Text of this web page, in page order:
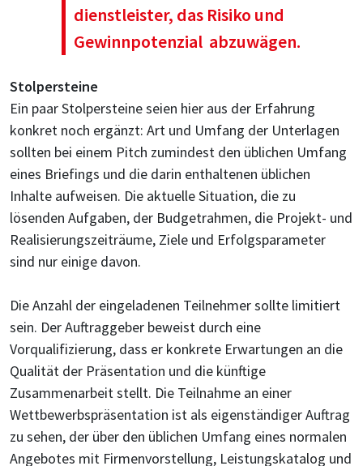
dienstleister, das Risiko und
Gewinnpotenzial abzuwägen.
Stolpersteine
Ein paar Stolpersteine seien hier aus der Erfahrung
konkret noch ergänzt: Art und Umfang der Unterlagen
sollten bei einem Pitch zumindest den üblichen Umfang
eines Briefings und die darin enthaltenen üblichen
Inhalte aufweisen. Die aktuelle Situation, die zu
lösenden Aufgaben, der Budgetrahmen, die Projekt- und
Realisierungszeiträume, Ziele und Erfolgsparameter
sind nur einige davon.
Die Anzahl der eingeladenen Teilnehmer sollte limitiert
sein. Der Auftraggeber beweist durch eine
Vorqualifizierung, dass er konkrete Erwartungen an die
Qualität der Präsentation und die künftige
Zusammenarbeit stellt. Die Teilnahme an einer
Wettbewerbspräsentation ist als eigenständiger Auftrag
zu sehen, der über den üblichen Umfang eines normalen
Angebotes mit Firmenvorstellung, Leistungskatalog und